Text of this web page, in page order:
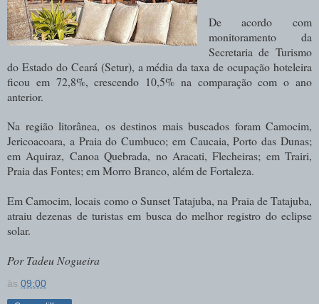
De acordo com
monitoramento da
Secretaria de Turismo
do Estado do Ceará (Setur), a média da taxa de ocupação hoteleira
ficou em 72,8%, crescendo 10,5% na comparação com o ano
anterior.
Na região litorânea, os destinos mais buscados foram Camocim,
Jericoacoara, a Praia do Cumbuco; em Caucaia, Porto das Dunas;
em Aquiraz, Canoa Quebrada, no Aracati, Flecheiras; em Trairi,
Praia das Fontes; em Morro Branco, além de Fortaleza.
Em Camocim, locais como o Sunset Tatajuba, na Praia de Tatajuba,
atraiu dezenas de turistas em busca do melhor registro do eclipse
solar.
Por Tadeu Nogueira
às 09:00